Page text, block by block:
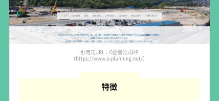
引用元URL：O企画公式HP
（https://www.o-planning.net/）
特徴